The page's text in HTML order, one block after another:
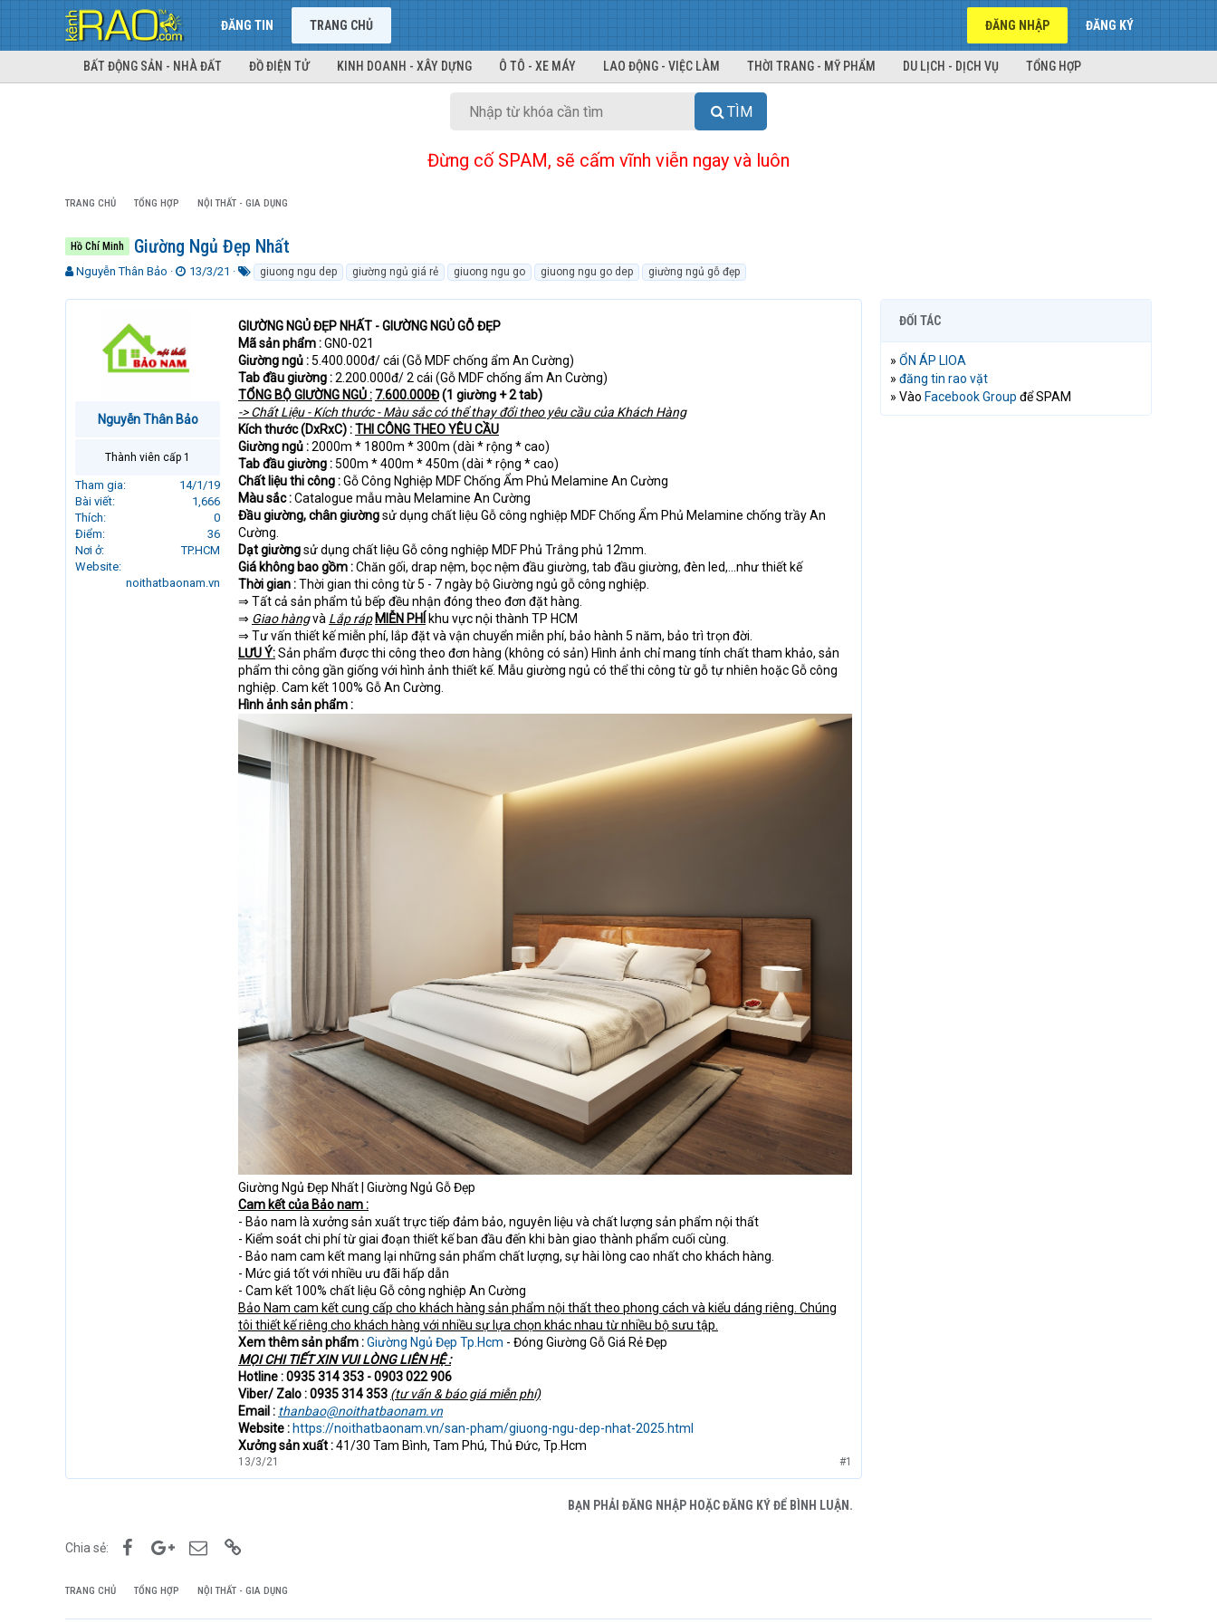
ĐĂNG TIN TRANG CHỦ ĐĂNG NHẬP ĐĂNG KÝ
BẤT ĐỘNG SẢN - NHÀ ĐẤT ĐỒ ĐIỆN TỬ KINH DOANH - XÂY DỰNG Ô TÔ - XE MÁY LAO ĐỘNG - VIỆC LÀM THỜI TRANG - MỸ PHẨM DU LỊCH - DỊCH VỤ TỔNG HỢP
TÌM
Đừng cố SPAM, sẽ cấm vĩnh viễn ngay và luôn
TRANG CHỦ TỔNG HỢP NỘI THẤT - GIA DỤNG
Hồ Chí Minh Giường Ngủ Đẹp Nhất
T
r
Nguyễn Thân Bảo
N
à
i
13/3/21
k
h
ó
a
giuong ngu dep giường ngủ giá rẻ giuong ngu go giuong ngu go dep giường ngủ gỗ đẹp
Nguyễn Thân Bảo
Thành viên cấp 1
Tham gia
14/1/19
Bài viết
1,666
Thích
0
Điểm
36
Nơi ở
TP.HCM
Website
noithatbaonam.vn
GIƯỜNG NGỦ ĐẸP NHẤT - GIƯỜNG NGỦ GỖ ĐẸP
Mã sản phẩm :GN0-021
Giường ngủ :5.400.000đ/ cái (Gỗ MDF chống ẩm An Cường)
Tab đầu giường :2.200.000đ/ 2 cái (Gỗ MDF chống ẩm An Cường)
TỔNG BỘ GIƯỜNG NGỦ : 7.600.000Đ(1 giường + 2 tab)
-> Chất Liệu - Kích thước - Màu sắc có thể thay đổi theo yêu cầu của Khách Hàng
Kích thước (DxRxC) :THI CÔNG THEO YÊU CẦU
Giường ngủ :2000m * 1800m * 300m (dài * rộng * cao)
Tab đầu giường :500m * 400m * 450m (dài * rộng * cao)
Chất liệu thi công :Gỗ Công Nghiệp MDF Chống Ẩm Phủ Melamine An Cường
Màu sắc :Catalogue mẫu màu Melamine An Cường
Đầu giường, chân giườngsử dụng chất liệu Gỗ công nghiệp MDF Chống Ẩm Phủ Melamine chống trầy An
Cường.
Dạt giườngsử dụng chất liệu Gỗ công nghiệp MDF Phủ Trắng phủ 12mm.
Giá không bao gồm :Chăn gối, drap nệm, bọc nệm đầu giường, tab đầu giường, đèn led,...như thiết kế
Thời gian :Thời gian thi công từ 5 - 7 ngày bộ Giường ngủ gỗ công nghiệp.
⇒ Tất cả sản phẩm tủ bếp đều nhận đóng theo đơn đặt hàng.
⇒ Giao hàngvà Lắp ráp MIỄN PHÍ
khu vực nội thành TP HCM
⇒ Tư vấn thiết kế miễn phí, lắp đặt và vận chuyển miễn phí, bảo hành 5 năm, bảo trì trọn đời.
LƯU Ý:Sản phẩm được thi công theo đơn hàng (không có sản) Hình ảnh chỉ mang tính chất tham khảo, sản
phẩm thi công gần giống với hình ảnh thiết kế. Mẫu giường ngủ có thể thi công từ gỗ tự nhiên hoặc Gỗ công
nghiệp. Cam kết 100% Gỗ An Cường.
Hình ảnh sản phẩm :
Giường Ngủ Đẹp Nhất | Giường Ngủ Gỗ Đẹp
Cam kết của Bảo nam :
- Bảo nam là xưởng sản xuất trực tiếp đảm bảo, nguyên liệu và chất lượng sản phẩm nội thất
- Kiểm soát chi phí từ giai đoạn thiết kế ban đầu đến khi bàn giao thành phẩm cuối cùng.
- Bảo nam cam kết mang lại những sản phẩm chất lượng, sự hài lòng cao nhất cho khách hàng.
- Mức giá tốt với nhiều ưu đãi hấp dẫn
- Cam kết 100% chất liệu Gỗ công nghiệp An Cường
Bảo Nam cam kết cung cấp cho khách hàng sản phẩm nội thất theo phong cách và kiểu dáng riêng. Chúng
tôi thiết kế riêng cho khách hàng với nhiều sự lựa chọn khác nhau từ nhiều bộ sưu tập.
Xem thêm sản phẩm :Giường Ngủ Đẹp Tp.Hcm - Đóng Giường Gỗ Giá Rẻ Đẹp
MỌI CHI TIẾT XIN VUI LÒNG LIÊN HỆ :
Hotline : 0935 314 353 - 0903 022 906
Viber/ Zalo : 0935 314 353 (tư vấn & báo giá miễn phí)
Email : thanbao@noithatbaonam.vn
Website :https://noithatbaonam.vn/san-pham/giuong-ngu-dep-nhat-2025.html
Xưởng sản xuất :41/30 Tam Bình, Tam Phú, Thủ Đức, Tp.Hcm
13/3/21 #1
BẠN PHẢI ĐĂNG NHẬP HOẶC ĐĂNG KÝ ĐỂ BÌNH LUẬN.
Chia sẻ: FacebookGoogle+Email
ĐỐI TÁC
» ỔN ÁP LIOA
» đăng tin rao vặt
» Vào Facebook Group để SPAM
TRANG CHỦ TỔNG HỢP NỘI THẤT - GIA DỤNG